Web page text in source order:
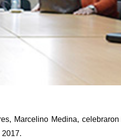
Marcelino Medina,